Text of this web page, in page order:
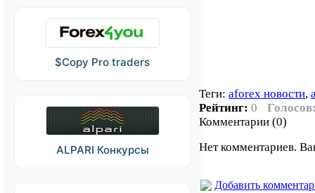
$Copy Pro traders
ALPARI Конкурсы
Теги: aforex новости,
Рейтинг: 0
Комментарии (0)
Нет комментариев.
Добавить